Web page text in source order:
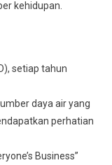
kehidupan.
setiap tahun
daya air yang
perhatian
Business”